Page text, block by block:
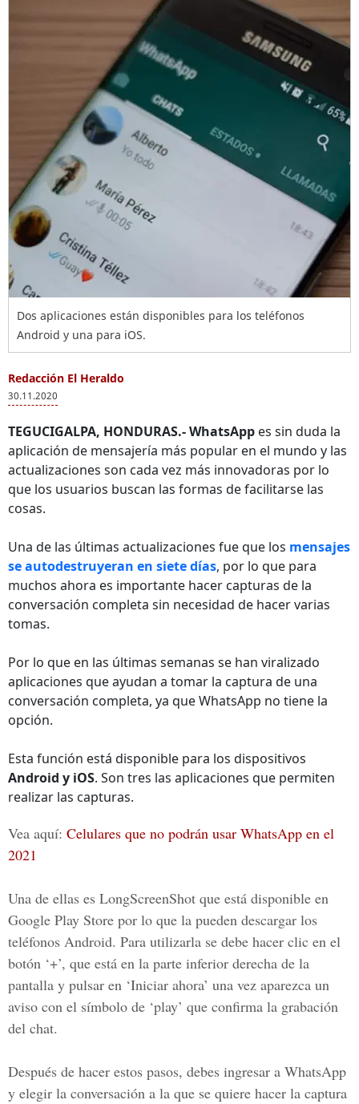
Dos aplicaciones están disponibles para los teléfonos
Android y una para iOS.
Redacción El Heraldo
30.11.2020
TEGUCIGALPA, HONDURAS.-WhatsApp es sin duda la
aplicación de mensajería más popular en el mundo y las
actualizaciones son cada vez más innovadoras por lo
que los usuarios buscan las formas de facilitarse las
cosas.
Una de las últimas actualizaciones fue que los mensajes
se autodestruyeran en siete días, por lo que para
muchos ahora es importante hacer capturas de la
conversación completa sin necesidad de hacer varias
tomas.
Por lo que en las últimas semanas se han viralizado
aplicaciones que ayudan a tomar la captura de una
conversación completa, ya que WhatsApp no tiene la
opción.
Esta función está disponible para los dispositivos
Android y iOS. Son tres las aplicaciones que permiten
realizar las capturas.
Vea aquí: Celulares que no podrán usar WhatsApp en el
2021
Una de ellas es LongScreenShot que está disponible en
Google Play Store por lo que la pueden descargar los
teléfonos Android. Para utilizarla se debe hacer clic en el
botón ‘+’, que está en la parte inferior derecha de la
pantalla y pulsar en ‘Iniciar ahora’ una vez aparezca un
aviso con el símbolo de ‘play’ que confirma la grabación
del chat.
Después de hacer estos pasos, debes ingresar a WhatsApp
y elegir la conversación a la que se quiere hacer la captura